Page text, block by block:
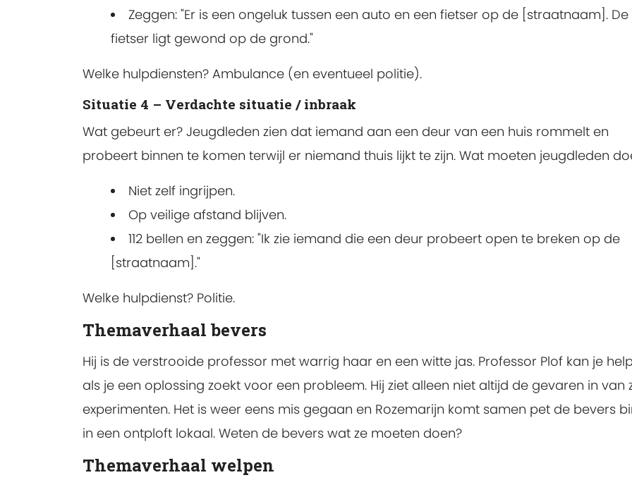
Zeggen: "Er is een ongeluk tussen een auto en een fietser op de [straatnaam]. De
fietser ligt gewond op de grond."
Welke hulpdiensten? Ambulance (en eventueel politie).
Situatie 4 – Verdachte situatie / inbraak
Wat gebeurt er? Jeugdleden zien dat iemand aan een deur van een huis rommelt en
probeert binnen te komen terwijl er niemand thuis lijkt te zijn. Wat moeten jeugdleden
Niet zelf ingrijpen.
Op veilige afstand blijven.
112 bellen en zeggen: "Ik zie iemand die een deur probeert open te breken op de
[straatnaam]."
Welke hulpdienst? Politie.
Themaverhaal bevers
Hij is de verstrooide professor met warrig haar en een witte jas. Professor Plof kan je
als je een oplossing zoekt voor een probleem. Hij ziet alleen niet altijd de gevaren in van
experimenten. Het is weer eens mis gegaan en Rozemarijn komt samen pet de bevers
in een ontploft lokaal. Weten de bevers wat ze moeten doen?
Themaverhaal welpen